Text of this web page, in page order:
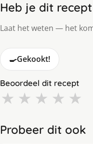
Heb je dit
Laat het weten — het
🍳Gekookt!
Beoordeel dit recept
★ ★ ★ ★ ★
Probeer dit ook